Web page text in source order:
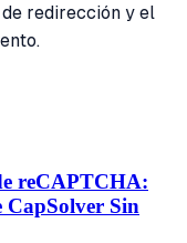
redirección y el
reCAPTCHA:
Sin